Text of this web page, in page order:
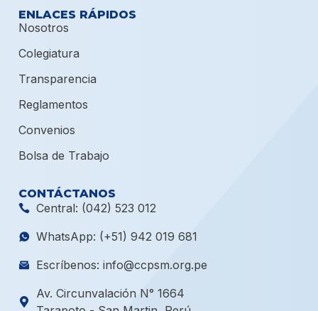
ENLACES RÁPIDOS
Nosotros
Colegiatura
Transparencia
Reglamentos
Convenios
Bolsa de Trabajo
CONTÁCTANOS
Central: (042) 523 012
WhatsApp: (+51) 942 019 681
Escríbenos: info@ccpsm.org.pe
Av. Circunvalación N° 1664